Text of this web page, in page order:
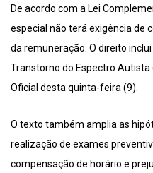
De acordo com a Lei
especial não terá exigência de
da remuneração. O direito
Transtorno do Espectro Autista
Oficial desta quinta-feira (9).
O texto também amplia as
realização de exames
compensação de horário e